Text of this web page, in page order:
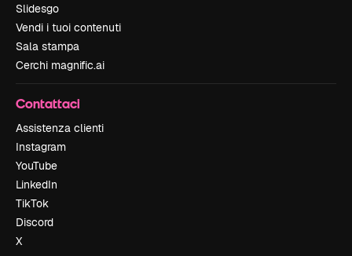
Slidesgo
Vendi i tuoi contenuti
Sala stampa
Cerchi magnific.ai
Contattaci
Assistenza clienti
Instagram
YouTube
LinkedIn
TikTok
Discord
X